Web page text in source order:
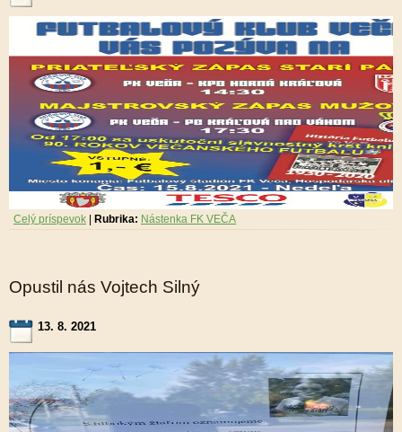
Celý príspevok Rubrika: Nástenka FK VEČA
Opustil nás Vojtech Silný
13. 8. 2021